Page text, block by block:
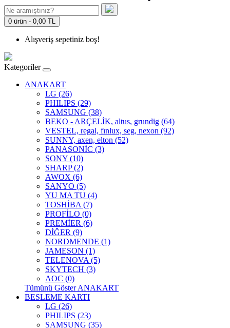
0 ürün - 0,00 TL
Alışveriş sepetiniz boş!
Kategoriler
ANAKART
LG (26)
PHILIPS (29)
SAMSUNG (38)
BEKO - ARÇELİK, altus, grundig (64)
VESTEL, regal, fınlux, seg, nexon (92)
SUNNY, axen, elton (52)
PANASONİC (3)
SONY (10)
SHARP (2)
AWOX (6)
SANYO (5)
YU MA TU (4)
TOSHİBA (7)
PROFİLO (0)
PREMİER (6)
DİĞER (9)
NORDMENDE (1)
JAMESON (1)
TELENOVA (5)
SKYTECH (3)
AOC (0)
Tümünü Göster ANAKART
BESLEME KARTI
LG (26)
PHILIPS (23)
SAMSUNG (35)